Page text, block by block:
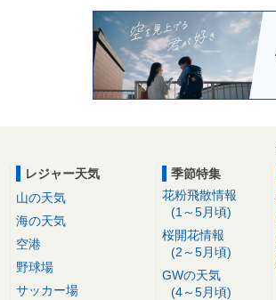
レジャー天気
山の天気
海の天気
空港
野球場
サッカー場
季節特集
花粉飛散情報
(1～5月頃)
桜開花情報
(2～5月頃)
GWの天気
(4～5月頃)